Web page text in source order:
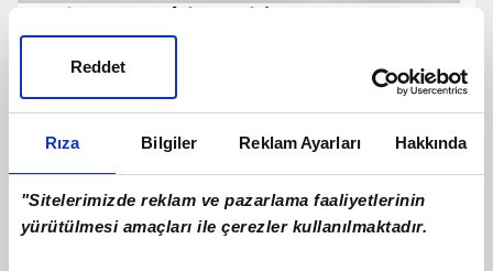
Rıza Bilgiler Reklam Ayarları Hakkında
"Sitelerimizde reklam ve pazarlama faaliyetlerinin
yürütülmesi amaçları ile çerezler kullanılmaktadır.
Reddet
Galatasaray'da Rodrigo Mora
gelişmesi! Canlı yayında açıkladı